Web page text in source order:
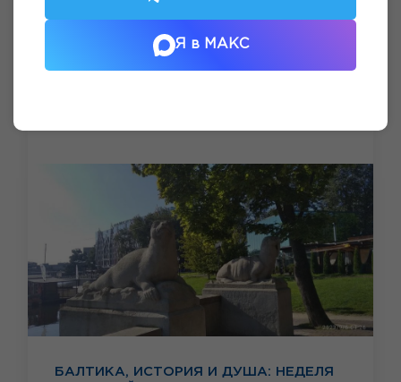
БАЛТИКА, ИСТОРИЯ И ДУША: НЕДЕЛЯ
Я в МАКС